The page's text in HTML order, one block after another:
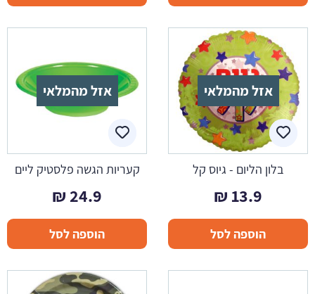
אזל מהמלאי
בלון הליום - גיוס קל
13.9
₪
הוספה לסל
אזל מהמלאי
קעריות הגשה פלסטיק ליים
24.9
₪
הוספה לסל